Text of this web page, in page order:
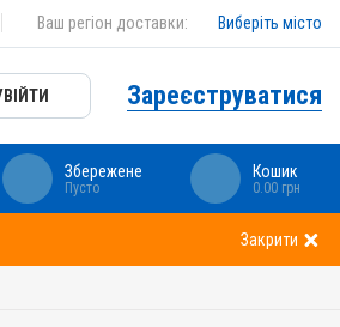
Ваш регіон доставки: Виберіть місто
Зареєструватися
Збережене
Пусто
Кошик
0.00 грн
Закрити